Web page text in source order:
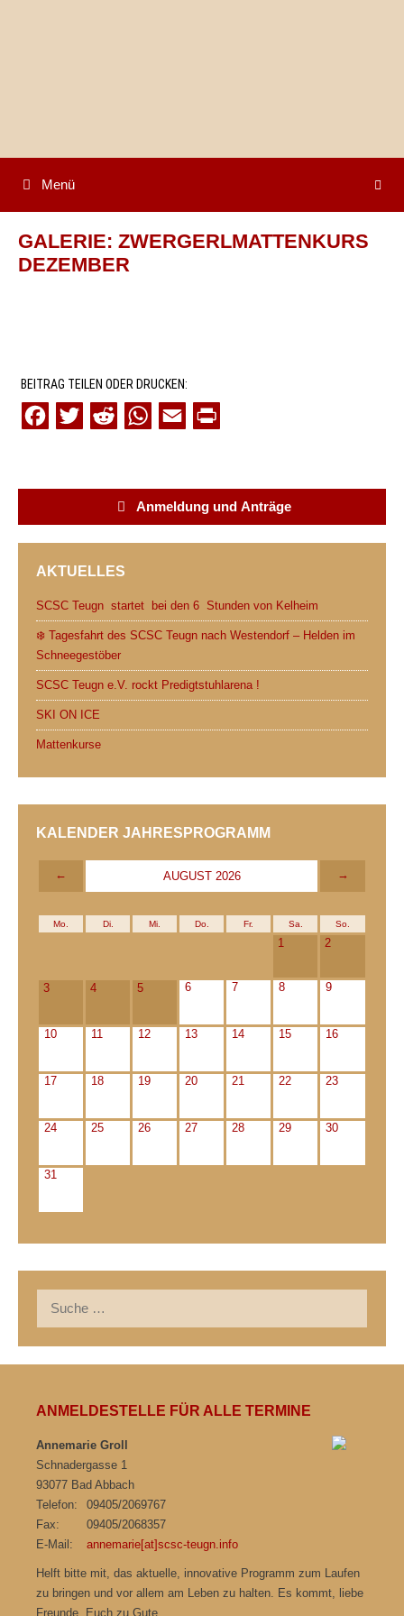
Menü
GALERIE: ZWERGERLMATTENKURS
DEZEMBER
BEITRAG TEILEN ODER DRUCKEN:
b
o
k
t
r
i
W
s
p
l
t
Anmeldung und Anträge
AKTUELLES
SCSC Teugn startet bei den 6 Stunden von Kelheim
❄️ Tagesfahrt des SCSC Teugn nach Westendorf – Helden im
Schneegestöber
SCSC Teugn e.V. rockt Predigtstuhlarena !
SKI ON ICE
Mattenkurse
KALENDER JAHRESPROGRAMM
← AUGUST 2026 →
Mo. Di. Mi. Do. Fr. Sa. So.
1 2
3 4 5 6 7 8 9
10 11 12 13 14 15 16
17 18 19 20 21 22 23
24 25 26 27 28 29 30
31
nach:
ANMELDESTELLE FÜR ALLE TERMINE
Annemarie Groll
Schnadergasse 1
93077 Bad Abbach
Telefon:
09405/2069767
Fax:
09405/2068357
E-Mail:
annemarie[at]scsc-teugn.info
Helft bitte mit, das aktuelle, innovative Programm zum Laufen
zu bringen und vor allem am Leben zu halten. Es kommt, liebe
Freunde, Euch zu Gute.